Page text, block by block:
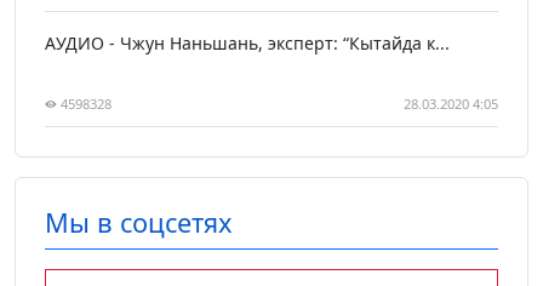
АУДИО - Чжун Наньшань, эксперт: “Кытайда к...
4598328 28.03.2020 4:05
Мы в соцсетях